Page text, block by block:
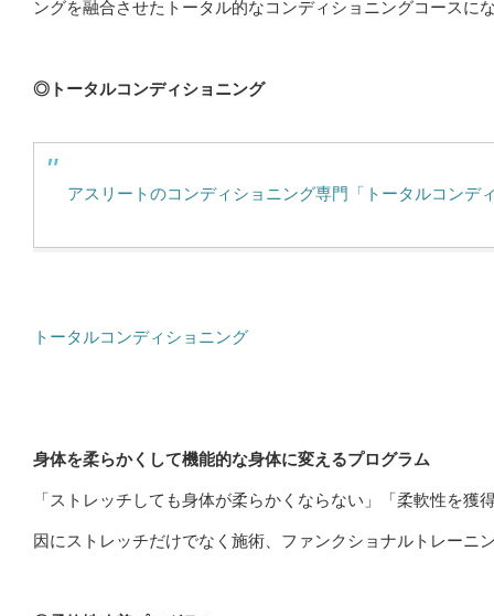
ングを融合させたトータル的なコンディショニングコースに
◎トータルコンディショニング
アスリートのコンディショニング専門「トータルコンデ
トータルコンディショニング
身体を柔らかくして機能的な身体に変えるプログラム
「ストレッチしても身体が柔らかくならない」「柔軟性を
因にストレッチだけでなく施術、ファンクショナルトレーニ